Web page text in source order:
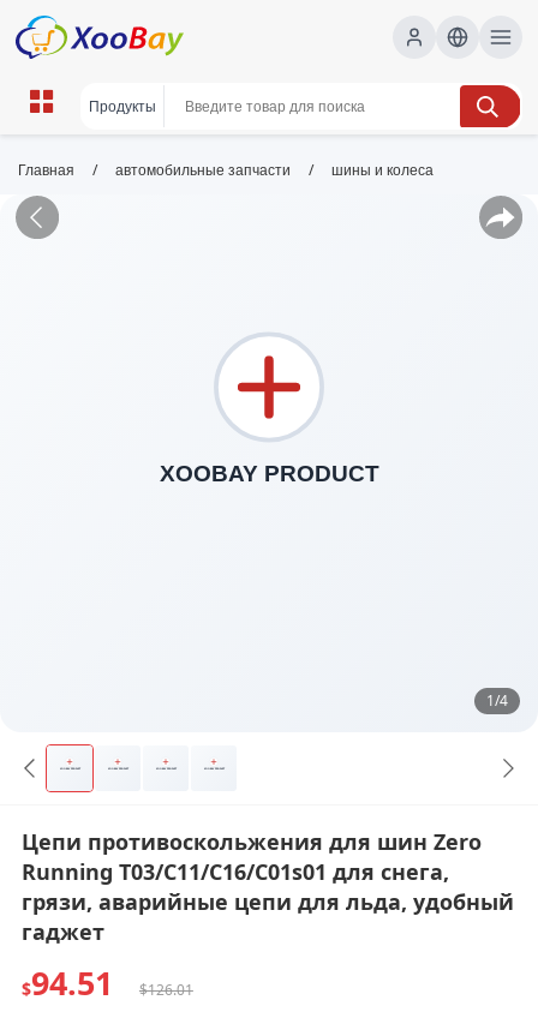
Главная / автомобильные запчасти / шины и колеса
1/4
Цепи противоскольжения для шин Zero
Running T03/C11/C16/C01s01 для снега,
грязи, аварийные цепи для льда, удобный
гаджет
$94.51 $126.01